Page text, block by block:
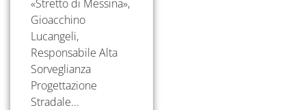
«Stretto di Messina»,
Gioacchino
Lucangeli,
Responsabile Alta
Sorveglianza
Progettazione
Stradale...